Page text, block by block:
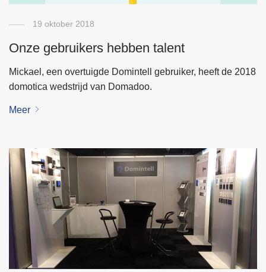
19 oktober 2018
Onze gebruikers hebben talent
Mickael, een overtuigde Domintell gebruiker, heeft de 2018
domotica wedstrijd van Domadoo.
Meer